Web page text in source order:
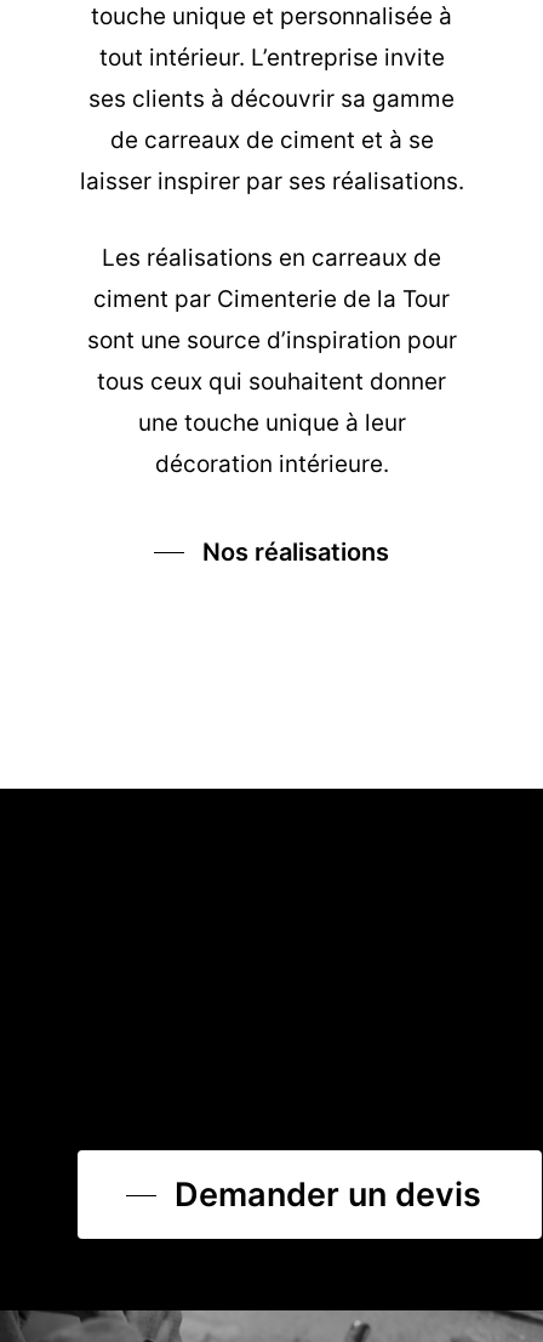
touche unique et personnalisée à
tout intérieur. L’entreprise invite
ses clients à découvrir sa gamme
de carreaux de ciment et à se
laisser inspirer par ses réalisations.
Les réalisations en carreaux de
ciment par Cimenterie de la Tour
sont une source d’inspiration pour
tous ceux qui souhaitent donner
une touche unique à leur
décoration intérieure.
Nos réalisations
Demander un devis